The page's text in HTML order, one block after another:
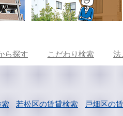
ら探す こだわり検索 法
若松区の賃貸検索 戸畑区の